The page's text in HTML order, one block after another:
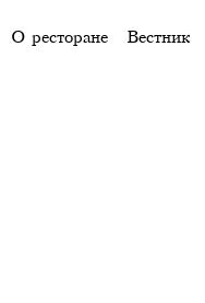
О ресторане Вестник